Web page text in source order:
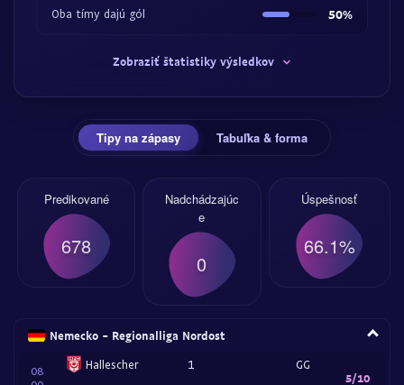
Oba tímy dajú gól 50%
Zobraziť štatistiky výsledkov
Tipy na zápasy Tabuľka & forma
Predikované
678
Nadchádzajúc
e
0
Úspešnosť
66.1%
Nemecko - Regionalliga Nordost
08
Hallescher
1
GG
5/10